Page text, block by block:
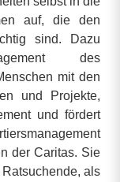
auf, die den
sind. Dazu
des
mit den
und Projekte,
und fördert
der Caritas. Sie
als